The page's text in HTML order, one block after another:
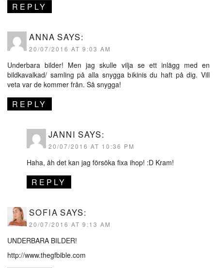
REPLY
ANNA SAYS:
20/07/2016 AT 9:03 AM
Underbara bilder! Men jag skulle vilja se ett inlägg med en
bildkavalkad/ samling på alla snygga bikinis du haft på dig. Vill
veta var de kommer från. Så snygga!
REPLY
JANNI SAYS:
20/07/2016 AT 10:36 PM
Haha, åh det kan jag försöka fixa ihop! :D Kram!
REPLY
SOFIA SAYS:
20/07/2016 AT 9:13 AM
UNDERBARA BILDER!
http://www.thegfbible.com